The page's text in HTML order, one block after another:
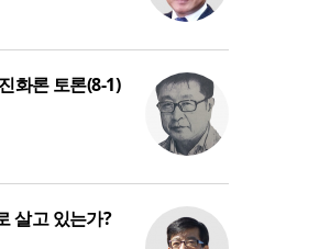
화론 토론(8-1)
살고 있는가?